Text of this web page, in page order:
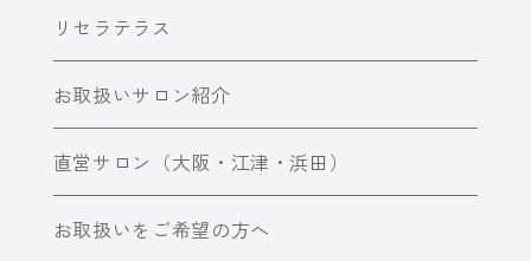
リセラテラス
お取扱いサロン紹介
直営サロン（大阪・江津・浜田）
お取扱いをご希望の方へ